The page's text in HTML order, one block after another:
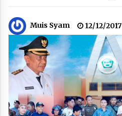
Muis Syam 12/12/2017